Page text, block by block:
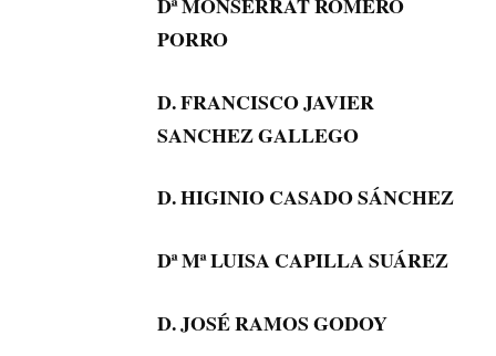
PORRO
D. FRANCISCO JAVIER
SANCHEZ GALLEGO
D. HIGINIO CASADO SÁNCHEZ
Dª Mª LUISA CAPILLA SUÁREZ
D. JOSÉ RAMOS GODOY